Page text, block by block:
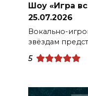
Шоу «Игра
25.07.2026
Вокально-
звёздам
5